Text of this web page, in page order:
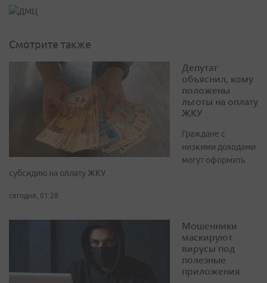
Смотрите также
Депутат
объяснил, кому
положены
льготы на оплату
ЖКУ
Граждане с
низкими доходами
могут оформить
субсидию на оплату ЖКУ
сегодня, 01:28
Мошенники
маскируют
вирусы под
полезные
приложения